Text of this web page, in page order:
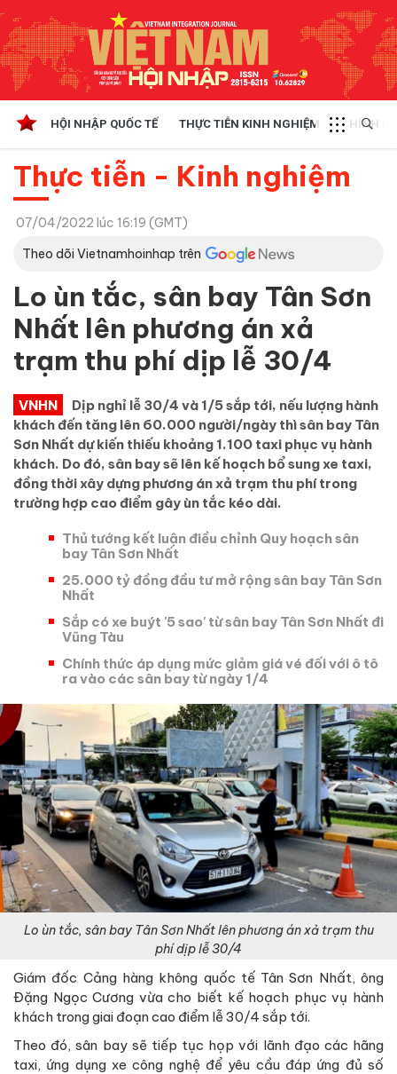
HỘI NHẬP QUỐC TẾ THỰC TIỄN KINH NGHIỆM CHÍNH
Thực tiễn - Kinh nghiệm
07/04/2022 lúc 16:19 (GMT)
Theo dõi Vietnamhoinhap trên
Lo ùn tắc, sân bay Tân Sơn
Nhất lên phương án xả
trạm thu phí dịp lễ 30/4
VNHN
Dịp nghỉ lễ 30/4 và 1/5 sắp tới, nếu lượng hành
khách đến tăng lên 60.000 người/ngày thì sân bay Tân
Sơn Nhất dự kiến thiếu khoảng 1.100 taxi phục vụ hành
khách. Do đó, sân bay sẽ lên kế hoạch bổ sung xe taxi,
đồng thời xây dựng phương án xả trạm thu phí trong
trường hợp cao điểm gây ùn tắc kéo dài.
Thủ tướng kết luận điều chỉnh Quy hoạch sân
bay Tân Sơn Nhất
25.000 tỷ đồng đầu tư mở rộng sân bay Tân Sơn
Nhất
Sắp có xe buýt '5 sao' từ sân bay Tân Sơn Nhất đi
Vũng Tàu
Chính thức áp dụng mức giảm giá vé đối với ô tô
ra vào các sân bay từ ngày 1/4
Lo ùn tắc, sân bay Tân Sơn Nhất lên phương án xả trạm thu
phí dịp lễ 30/4
Giám đốc Cảng hàng không quốc tế Tân Sơn Nhất, ông
Đặng Ngọc Cương vừa cho biết kế hoạch phục vụ hành
khách trong giai đoạn cao điểm lễ 30/4 sắp tới.
Theo đó, sân bay sẽ tiếp tục họp với lãnh đạo các hãng
taxi, ứng dụng xe công nghệ để yêu cầu đáp ứng đủ số